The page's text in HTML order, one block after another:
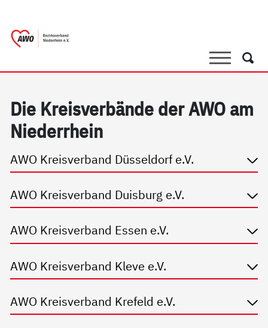
SucheSuche
Die Kreis­ver­bän­de der AWO am
Nie­der­r­hein
AWO Kreisverband Düsseldorf e.V.
AWO Kreisverband Duisburg e.V.
AWO Kreisverband Essen e.V.
AWO Kreisverband Kleve e.V.
AWO Kreisverband Krefeld e.V.